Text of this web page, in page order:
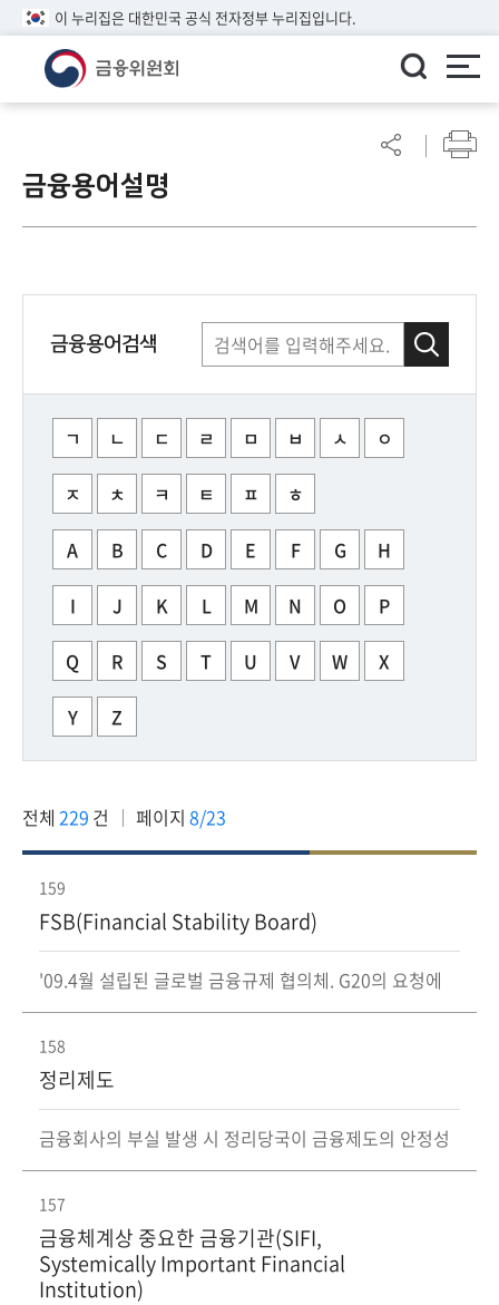
이 누리집은 대한민국 공식 전자정부 누리집입니다.
린
이알
적
행
정
위
금융용어설명
금융용어검색
ㄱ ㄴ ㄷ ㄹ ㅁ ㅂ ㅅ ㅇ
ㅈ ㅊ ㅋ ㅌ ㅍ ㅎ
A B C D E F G H
I J K L M N O P
Q R S T U V W X
Y Z
전체 229 건 페이지 8/23
159
FSB(Financial Stability Board)
'09.4월 설립된 글로벌 금융규제 협의체. G20의 요청에
은행, 국제기구(BCBS, IOSCO, IAIS, IMF, WB 등)가 회원
기관으로 참여
158
정리제도
금융회사의 부실 발생 시 정리당국이 금융제도의 안정성
도
157
금융체계상 중요한 금융기관(SIFI,
Systemically Important Financial
Institution)